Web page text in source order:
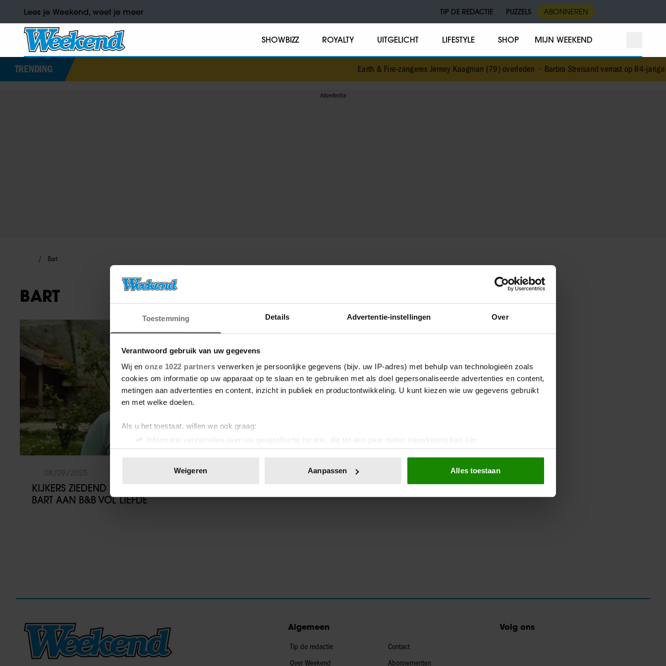
Toestemming Details Advertentie-instellingen Over
Verantwoord gebruik van uw gegevens
Wij en onze 1022 partners verwerken je persoonlijke gegevens (bijv. uw IP-adres) met behulp van technologieën zoals
cookies om informatie op uw apparaat op te slaan en te gebruiken met als doel gepersonaliseerde advertenties en content,
metingen aan advertenties en content, inzicht in publiek en productontwikkeling. U kunt kiezen wie uw gegevens gebruikt
en met welke doelen.
Als u het toestaat, willen we ook graag:
Informatie verzamelen over uw geografische locatie, die tot een paar meter nauwkeurig kan zijn
Uw apparaat identificeren door het actief te scannen op specifieke eigenschappen (fingerprinting)
toestemming op elk moment wijzigen of intrekken in de Cookieverklaring.
We gebruiken cookies om content en advertenties te personaliseren, om functies voor social media te bieden en om ons
Weigeren Aanpassen Alles toestaan
Lees je Weekend, weet je meer TIP DE REDACTIE PUZZELS ABONNEREN
SHOWBIZZ ROYALTY UITGELICHT LIFESTYLE SHOP MIJN WEEKEND
TRENDING Earth & Fire-zangeres Jerney Kaagman (79) overleden•Barbra Streisand verrast op 84-jarige
Bart
BART
KIJKERS ZIEDEND OM REDEN DEELNAME
BART AAN B&B VOL LIEFDE
Algemeen
Tip de redactie
Over Weekend
Contact
Abonnementen
Volg ons